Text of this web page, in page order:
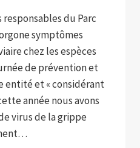
du Parc
symptômes
chez les espèces
de prévention et
entité et « considérant
année nous avons
virus de la grippe